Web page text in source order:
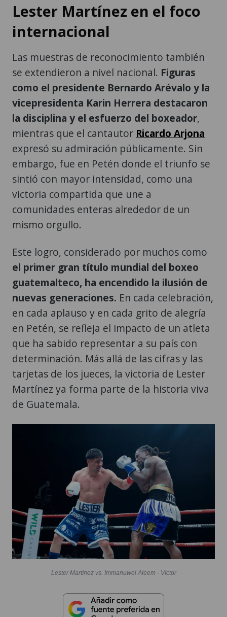
Lester Martínez en el foco
internacional
Las muestras de reconocimiento también
se extendieron a nivel nacional. Figuras
como el presidente Bernardo Arévalo y la
vicepresidenta Karin Herrera destacaron
la disciplina y el esfuerzo del boxeador,
mientras que el cantautor Ricardo Arjona
expresó su admiración públicamente. Sin
embargo, fue en Petén donde el triunfo se
sintió con mayor intensidad, como una
victoria compartida que une a
comunidades enteras alrededor de un
mismo orgullo.
Este logro, considerado por muchos como
el primer gran título mundial del boxeo
guatemalteco, ha encendido la ilusión de
nuevas generaciones. En cada celebración,
en cada aplauso y en cada grito de alegría
en Petén, se refleja el impacto de un atleta
que ha sabido representar a su país con
determinación. Más allá de las cifras y las
tarjetas de los jueces, la victoria de Lester
Martínez ya forma parte de la historia viva
de Guatemala.
Lester Martínez vs. Immanuwel Aleem - Víctor